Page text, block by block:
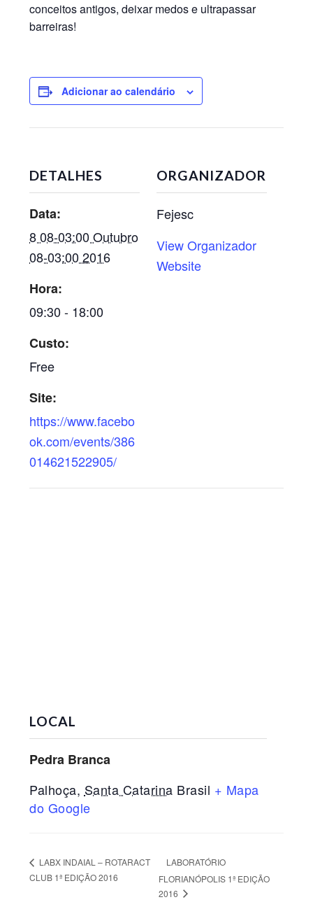
conceitos antigos, deixar medos e ultrapassar
barreiras!
Adicionar ao calendário
DETALHES
Data:
8 08-03:00 Outubro
08-03:00 2016
Hora:
09:30 - 18:00
Custo:
Free
Site:
https://www.facebo
ok.com/events/386
014621522905/
ORGANIZADOR
Fejesc
View Organizador
Website
LOCAL
Pedra Branca
Palhoça, Santa Catarina Brasil + Mapa
do Google
LABX INDAIAL – ROTARACT
CLUB 1ª EDIÇÃO 2016
LABORATÓRIO
FLORIANÓPOLIS 1ª EDIÇÃO
2016